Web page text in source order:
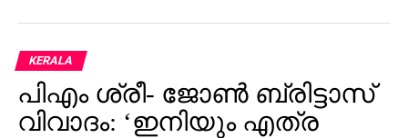
ഗസ്ഥർ അറിയിച്ചു.
റാലിയിലുണ്ടായ തിക്കിലും തിരക്കിലും നിരവധി പേര്‍
കൊല്ലപ്പെട്ടിരുന്നു. ഇതിനു പിന്നാലെ രണ്ടുമാസത്തെ
ഇടവേളയ്ക്കു ശേഷം വിജയ് പൊതുപരിപാടികളിൽ
സജീവമാകുന്നതിന്റെ ഭാഗമായാണ് പുതുച്ചേരിയിൽ
പൊതുയോഗം നടത്തുന്നത്.
KERALA
പിഎം ശ്രീ- ജോണ്‍ ബ്രിട്ടാസ്
വിവാദം: ‘ഇനിയും എത്ര